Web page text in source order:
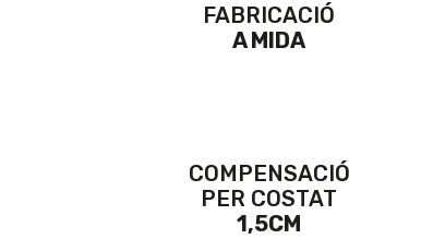
FABRICACIÓ
A MIDA
COMPENSACIÓ
PER COSTAT
1,5CM